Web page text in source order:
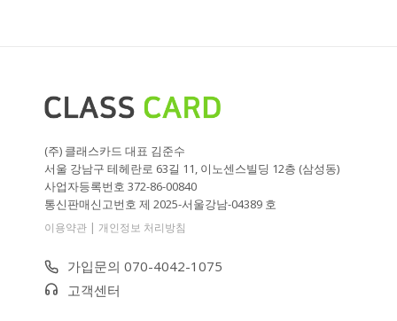
(주) 클래스카드 대표 김준수
서울 강남구 테헤란로 63길 11, 이노센스빌딩 12층 (삼성동)
사업자등록번호 372-86-00840
통신판매신고번호 제 2025-서울강남-04389 호
이용약관 | 개인정보 처리방침
가입문의 070-4042-1075
고객센터